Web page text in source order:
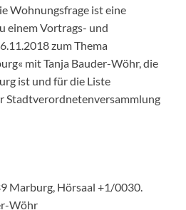
Wohnungsfrage ist eine
einem Vortrags- und
zum Thema
mit Tanja Bauder-Wöhr, die
ist und für die Liste
Stadtverordnetenversammlung
Marburg, Hörsaal +1/0030.
Wöhr